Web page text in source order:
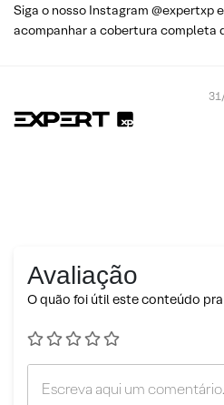
Siga o nosso Instagram @expertxp
acompanhar a cobertura completa
Avaliação
O quão foi útil este conteúdo